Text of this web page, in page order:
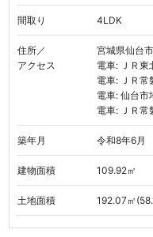
間取り 4LDK
住所／
アクセス
宮城県仙台
電車: ＪＲ東
電車: ＪＲ
電車: 仙台市
電車: ＪＲ常
築年月 令和8年6月
建物面積 109.92㎡
土地面積 192.07㎡